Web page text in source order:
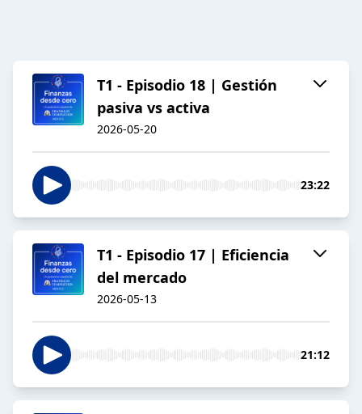
T1 - Episodio 18 | Gestión
pasiva vs activa
2026-05-20
23:22
T1 - Episodio 17 | Eficiencia
del mercado
2026-05-13
21:12